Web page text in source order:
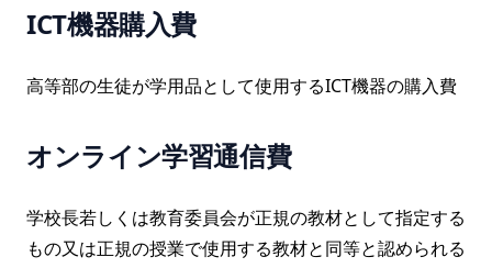
ICT機器購入費
高等部の生徒が学用品として使用するICT機器の購入費
オンライン学習通信費
学校長若しくは教育委員会が正規の教材として指定する
もの又は正規の授業で使用する教材と同等と認められる